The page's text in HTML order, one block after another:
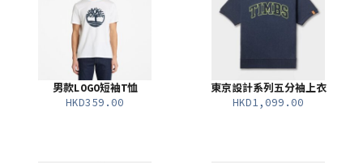
男款LOGO短袖T恤
HKD359.00
東京設計系列五分袖上衣
HKD1,099.00